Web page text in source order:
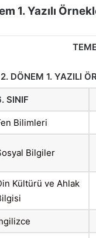
1. Yazılı
2. DÖNEM 1. YAZILI
SINIF
Bilimleri
Bilgiler
Kültürü ve Ahlak